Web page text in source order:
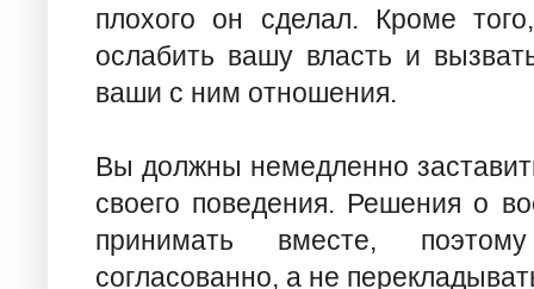
плохого он сделал. Кроме
ослабить вашу власть и
ваши с ним отношения.
Вы должны немедленно
своего поведения. Решения о
принимать вместе,
согласованно, а не